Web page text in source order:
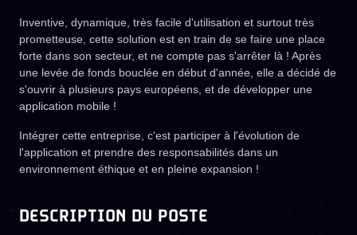
Inventive, dynamique, très facile d'utilisation et surtout très
prometteuse, cette solution est en train de se faire une place
forte dans son secteur, et ne compte pas s'arrêter là ! Après
une levée de fonds bouclée en début d'année, elle a décidé de
s'ouvrir à plusieurs pays européens, et de développer une
application mobile !
Intégrer cette entreprise, c'est participer à l'évolution de
l'application et prendre des responsabilités dans un
environnement éthique et en pleine expansion !
DESCRIPTION DU POSTE